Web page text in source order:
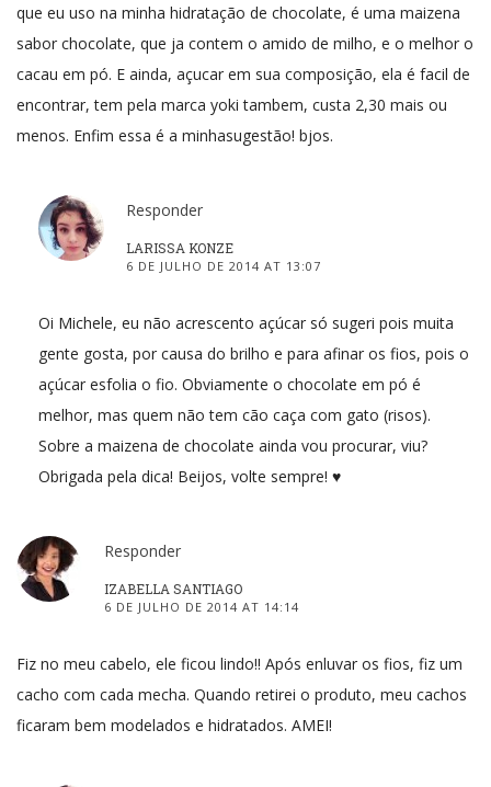
que eu uso na minha hidratação de chocolate, é uma maizena
sabor chocolate, que ja contem o amido de milho, e o melhor o
cacau em pó. E ainda, açucar em sua composição, ela é facil de
encontrar, tem pela marca yoki tambem, custa 2,30 mais ou
menos. Enfim essa é a minhasugestão! bjos.
Responder
LARISSA KONZE
6 DE JULHO DE 2014 AT 13:07
Oi Michele, eu não acrescento açúcar só sugeri pois muita
gente gosta, por causa do brilho e para afinar os fios, pois o
açúcar esfolia o fio. Obviamente o chocolate em pó é
melhor, mas quem não tem cão caça com gato (risos).
Sobre a maizena de chocolate ainda vou procurar, viu?
Obrigada pela dica! Beijos, volte sempre! ♥
Responder
IZABELLA SANTIAGO
6 DE JULHO DE 2014 AT 14:14
Fiz no meu cabelo, ele ficou lindo!! Após enluvar os fios, fiz um
cacho com cada mecha. Quando retirei o produto, meu cachos
ficaram bem modelados e hidratados. AMEI!